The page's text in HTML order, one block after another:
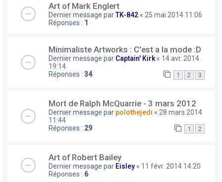
Art of Mark Englert
Dernier message parTK-842 « 25 mai 2014 11:06
Réponses : 1
Minimaliste Artworks : C'est a la mode :D
Dernier message par Captain' Kirk « 14 avr. 2014
19:14
Réponses : 34 1 2 3
Mort de Ralph McQuarrie - 3 mars 2012
Dernier message par polothejedi « 28 mars 2014
11:44
Réponses : 29 1 2
Art of Robert Bailey
Dernier message par Eisley « 11 févr. 2014 14:20
Réponses : 6